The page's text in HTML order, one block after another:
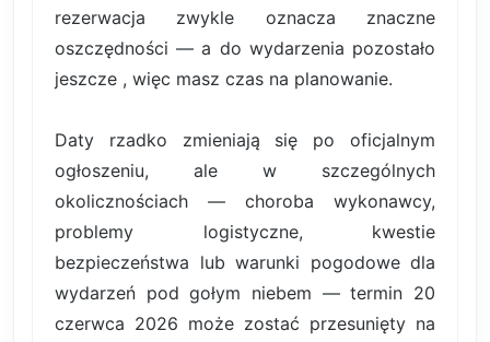
rezerwacja zwykle oznacza znaczne
oszczędności — a do wydarzenia pozostało
jeszcze , więc masz czas na planowanie.
Daty rzadko zmieniają się po oficjalnym
ogłoszeniu, ale w szczególnych
okolicznościach — choroba wykonawcy,
problemy logistyczne, kwestie
bezpieczeństwa lub warunki pogodowe dla
wydarzeń pod gołym niebem — termin 20
czerwca 2026 może zostać przesunięty na